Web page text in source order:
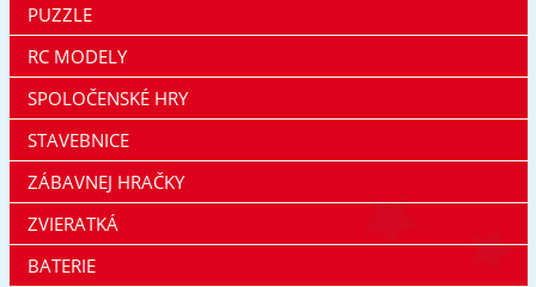
PUZZLE
RC MODELY
SPOLOČENSKÉ HRY
STAVEBNICE
ZÁBAVNEJ HRAČKY
ZVIERATKÁ
BATERIE